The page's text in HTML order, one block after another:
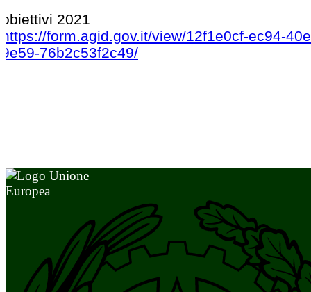
obiettivi 2021
https://form.agid.gov.it/view/12f1e0cf-ec94-
9e59-76b2c53f2c49/